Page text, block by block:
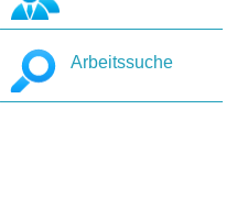
Arbeitssuche